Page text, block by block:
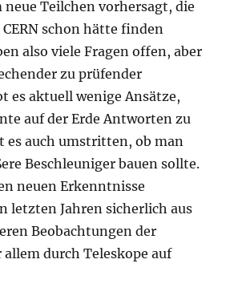
neue Teilchen vorhersagt, die
schon hätte finden
also viele Fragen offen, aber
zu prüfender
es aktuell wenige Ansätze,
auf der Erde Antworten zu
es auch umstritten, ob man
Beschleuniger bauen sollte.
neuen Erkenntnisse
letzten Jahren sicherlich aus
Beobachtungen der
durch Teleskope auf